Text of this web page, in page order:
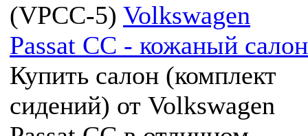
(VPCC-5) Volkswagen
Passat CC - кожаный салон
Купить салон (комплект
сидений) от Volkswagen